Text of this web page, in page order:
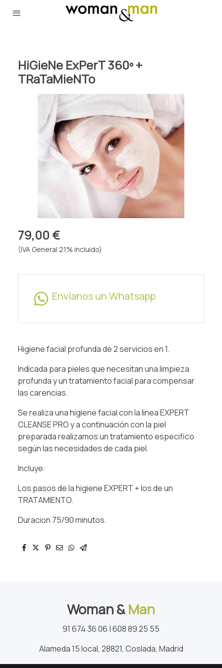
HiGieNe ExPerT 360º +
TRaTaMieNTo
79,00 €
(IVA General 21% incluido)
Envíanos un Whatsapp
Higiene facial profunda de 2 servicios en 1.
Indicada para pieles que necesitan una limpieza
profunda y un tratamiento facial para compensar
las carencias.
Se realiza una higiene facial con la linea EXPERT
CLEANSE PRO y a continuación con la piel
preparada realizamos un tratamiento especifico
según las necesidades de cada piel.
Incluye:
Los pasos de la higiene EXPERT + los de un
TRATAMIENTO.
Duracion 75/90 minutos.
Woman &Man
91 674 36 06 | 608 89 25 55
Alameda 15 local, 28821, Coslada, Madrid